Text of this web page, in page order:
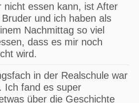
nicht essen kann, ist After
und ich haben als
Nachmittag so viel
dass es mir noch
wird.
in der Realschule war
Ich fand es super
über die Geschichte